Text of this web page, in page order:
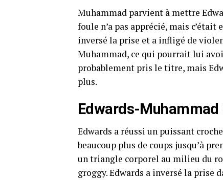
Muhammad parvient à mettre
foule n’a pas apprécié, mais
inversé la prise et a infligé de
Muhammad, ce qui pourrait lui
probablement pris le titre, mais
plus.
Edwards-Muhammad
Edwards a réussi un puissant
beaucoup plus de coups jusqu’à
un triangle corporel au milieu du
groggy. Edwards a inversé la prise